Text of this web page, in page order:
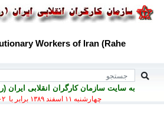
Workers of Iran (Rahe
به سايت سازمان کارگران انقلابی ايران
چهارشنبه ۱۱ اسفند ۱۳۸۹ برابر با ۰۲ مارس ۲۰۱۱